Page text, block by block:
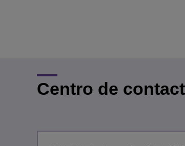
Gestión
Centro de